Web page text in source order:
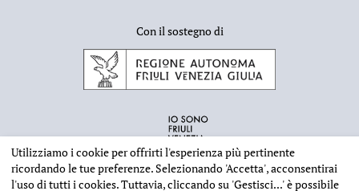
Con il sostegno di
Utilizziamo i cookie per offrirti l'esperienza più pertinente
ricordando le tue preferenze. Selezionando 'Accetta', acconsentirai
l'uso di tutti i cookies. Tuttavia, cliccando su 'Gestisci...'è possibile